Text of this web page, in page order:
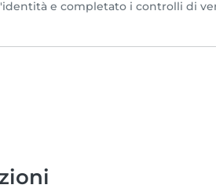
e completato i controlli di